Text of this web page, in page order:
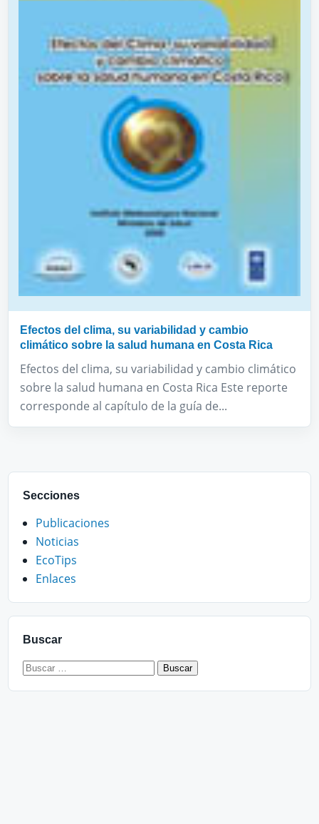
Efectos del clima, su variabilidad y cambio
climático sobre la salud humana en Costa Rica
Efectos del clima, su variabilidad y cambio climático
sobre la salud humana en Costa Rica Este reporte
corresponde al capítulo de la guía de...
Secciones
Publicaciones
Noticias
EcoTips
Enlaces
Buscar
Buscar: